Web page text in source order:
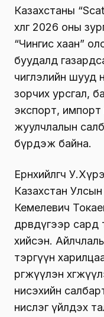
Казахстаны
хөлөг 2026 оны
“Чингис хаан”
буудалд
чиглэлийн шууд
зорчих урсгал,
экспорт,
жуулчлалын
бүрдэж байна.
Ерөнхийлөгч
Казахстан
Кемелевич
дөрөвдүгээр
хийсэн.
тэргүүн
өргөжүүлэн
нисэхийн
нислэг үйлдэх